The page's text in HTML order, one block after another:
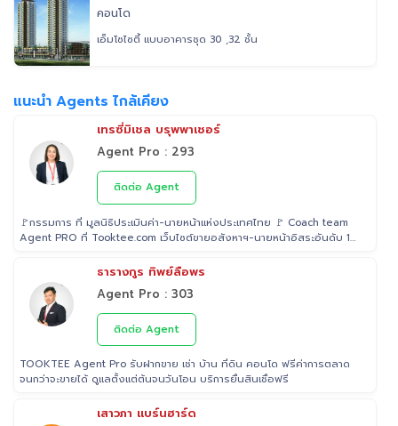
คอนโด
เอ็มโซไซตี้ แบบอาคารชุด 30 ,32 ชั้น
แนะนำ Agents ไกล้เคียง
เทรซี่มิเชล บรุพพาเชอร์
Agent Pro : 293
ติดต่อ Agent
🚩กรรมการ ที่ มูลนิธิประเมินค่า-นายหน้าแห่งประเทศไทย 🚩 Coach team
Agent PRO ที่ Tooktee.com เว็บไซต์ขายอสังหาฯ-นายหน้าอิสระอันดับ 1
อสังหาริมทรัพย์ไทย 🚩 Property Consultant ที่ Tooktee ขาย-ซื้อ บ้าน
มือสอง อสังหาริมทรัพย์ กรุงเทพและปริมณฑล 🚩 อนุกรรม ที่สมาคมนาย
หน้า อสังหาริมทรัพย์ 🚩 อดีต Sale นายหน้าอสังหาริมทรัพย์ ที่ RE/MAX
และ ERA
ธารางกูร ทิพย์ลือพร
Agent Pro : 303
ติดต่อ Agent
TOOKTEE Agent Pro รับฝากขาย เช่า บ้าน ที่ดิน คอนโด ฟรีค่าการตลาด
จนกว่าจะขายได้ ดูแลตั้งแต่ต้นจนวันโอน บริการยื่นสินเชื่อฟรี
เสาวภา แบร์นฮาร์ด